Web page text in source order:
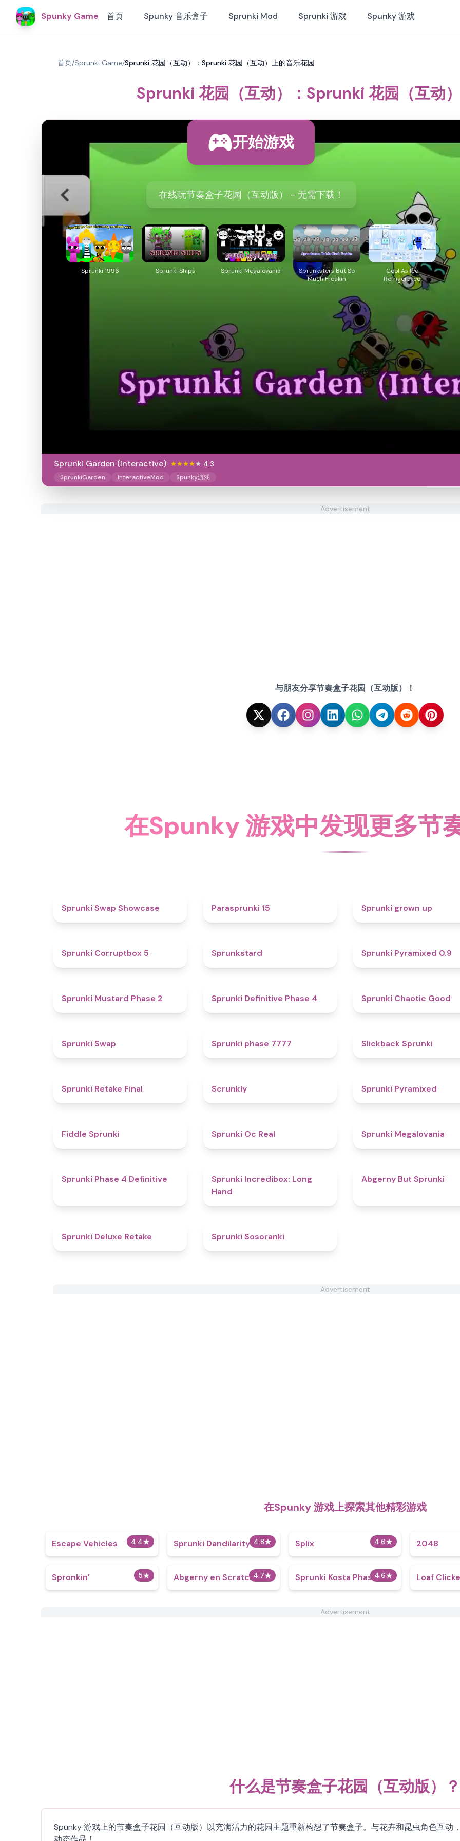
Spunky Game 首页 Spunky 音乐盒子 Sprunki Mod Sprunki 游戏 Spunky 游戏
首页/Sprunki Game/Sprunki 花园（互动）：Sprunki 花园（互动）上的音乐花园
Sprunki 花园（互动）：Sprunki 花园（互动
开始游戏
在线玩节奏盒子花园（互动版） - 无需下载！
Sprunki 1996 Sprunki Ships Sprunki Megalovania
Sprunksters But So
Much Freakin
Cool As Ice
Refrigerated
Sprunki Garden (Interactive) 4.3
SprunkiGarden InteractiveMod Spunky游戏
Advertisement
与朋友分享节奏盒子花园（互动版）！
在Spunky 游戏中发现更多节
Sprunki Swap Showcase Parasprunki 15 Sprunki grown up
Sprunki Corruptbox 5 Sprunkstard Sprunki Pyramixed 0.9
Sprunki Mustard Phase 2 Sprunki Definitive Phase 4 Sprunki Chaotic Good
Sprunki Swap Sprunki phase 7777 Slickback Sprunki
Sprunki Retake Final Scrunkly Sprunki Pyramixed
Fiddle Sprunki Sprunki Oc Real Sprunki Megalovania
Sprunki Phase 4 Definitive
Sprunki Incredibox: Long
Hand
Abgerny But Sprunki
Sprunki Deluxe Retake Sprunki Sosoranki
Advertisement
在Spunky 游戏上探索其他精彩游戏
4.4★
Escape Vehicles 4.8★
Sprunki Dandilarity 4.6★
Splix 2048
5★
Spronkin’ 4.7★
Abgerny en Scratch 4.6★
Sprunki Kosta Phase 4 Loaf
Advertisement
什么是节奏盒子花园（互动版）？
Spunky 游戏上的节奏盒子花园（互动版）以充满活力的花园主题重新构想了节奏盒子。与花卉和昆虫角色互动